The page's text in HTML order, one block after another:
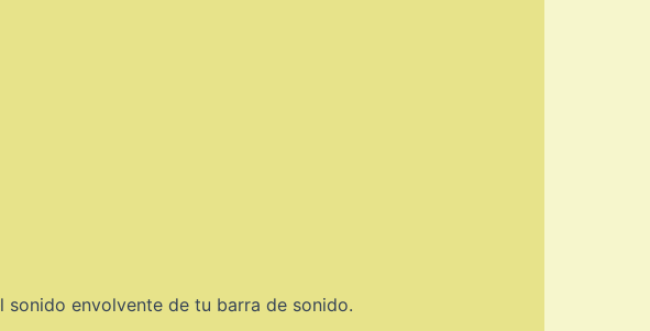
sonido envolvente de tu barra de sonido.